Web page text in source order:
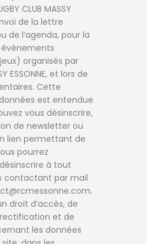
CLUB MASSY
de la lettre
de l’agenda, pour la
organisés par
ESSONNE, et lors de
Cette
est entendue
vous désinscrire,
de newsletter ou
lien permettant de
pourrez
à tout
contactant par mail
droit d’accès, de
et de
les données